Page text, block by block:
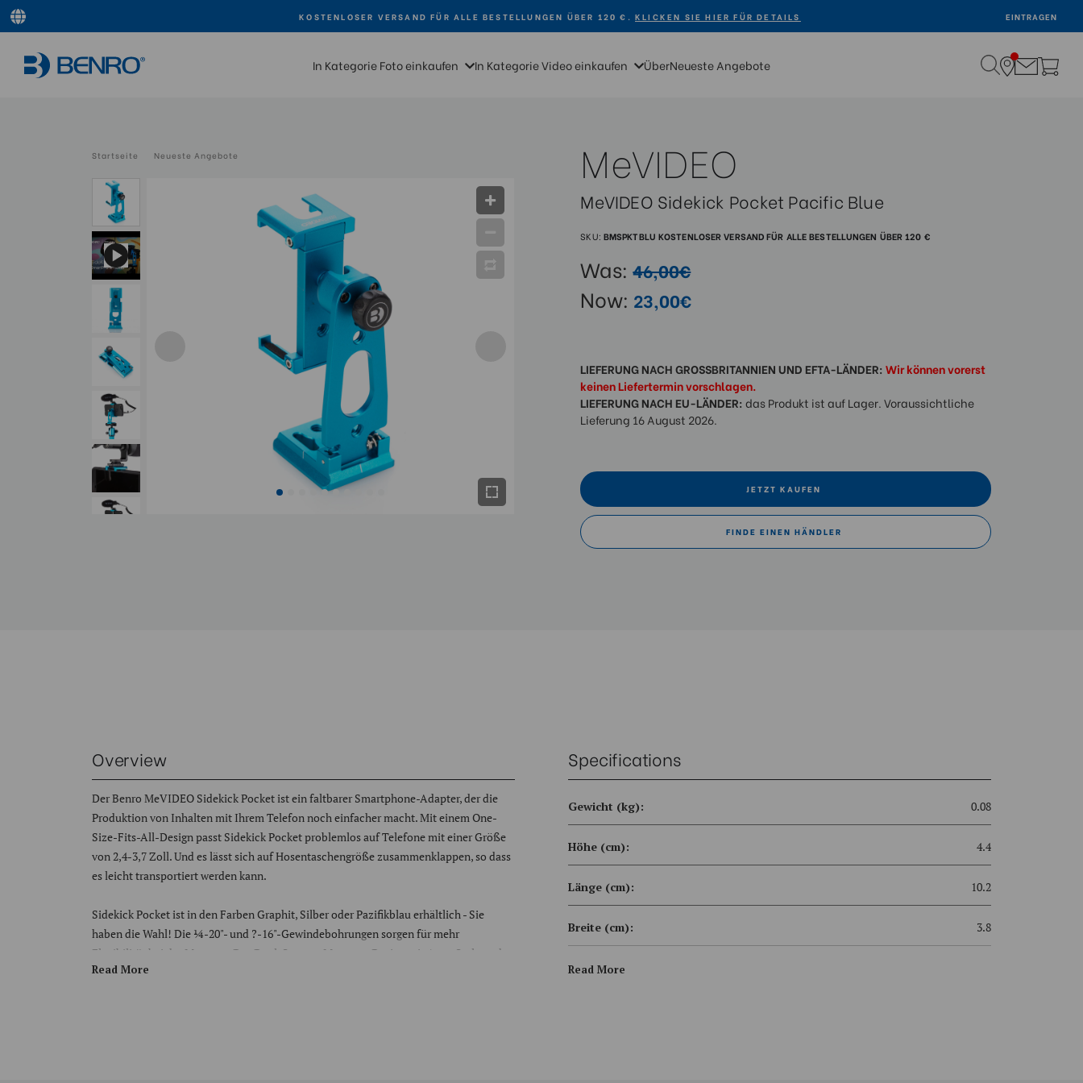
KOSTENLOSER VERSAND FÜR ALLE BESTELLUNGEN ÜBER 120 €.KLICKEN SIE HIER FÜR DETAILS EINTRAGEN
In Kategorie Foto einkaufen In Kategorie Video einkaufen ÜberNeueste Angebote
MeVIDEO
MeVIDEO Sidekick Pocket Pacific Blue
SKU: BMSPKTBLU KOSTENLOSER VERSAND FÜR ALLE BESTELLUNGEN ÜBER 120 €
Was:46,00€
Now: 23,00€
LIEFERUNG NACH GROSSBRITANNIEN UND EFTA-LÄNDER:Wir können vorerst
keinen Liefertermin vorschlagen.
LIEFERUNG NACH EU-LÄNDER:das Produkt ist auf Lager. Voraussichtliche
Lieferung 16 August 2026.
JETZT KAUFEN
FINDE EINEN HÄNDLER
Startseite Neueste Angebote
Overview
Der Benro MeVIDEO Sidekick Pocket ist ein faltbarer Smartphone-Adapter, der die
Produktion von Inhalten mit Ihrem Telefon noch einfacher macht. Mit einem One-
Size-Fits-All-Design passt Sidekick Pocket problemlos auf Telefone mit einer Größe
von 2,4-3,7 Zoll. Und es lässt sich auf Hosentaschengröße zusammenklappen, so dass
es leicht transportiert werden kann.
Sidekick Pocket ist in den Farben Graphit, Silber oder Pazifikblau erhältlich - Sie
haben die Wahl! Die ¼-20"- und ?-16"-Gewindebohrungen sorgen für mehr
Flexibilität bei der Montage. Das Dual-System-Montage-Design mit Arca-Style und
RC2-Kompatibilität, gibt Ihnen grenzenlose Möglichkeiten. Für noch mehr
Read More
Specifications
Gewicht (kg): 0.08
Höhe (cm): 4.4
Länge (cm): 10.2
Breite (cm): 3.8
Read More